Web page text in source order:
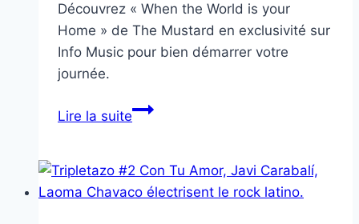
Découvrez « When the World is your
Home » de The Mustard en exclusivité sur
Info Music pour bien démarrer votre
journée.
Lire la suite« When
is
Your